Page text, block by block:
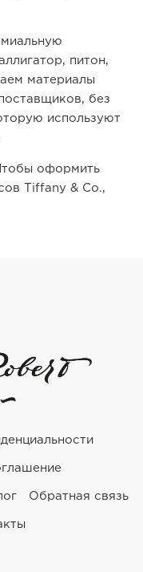
питон,
материалы
без
используют
оформить
Tiffany & Co.,
Обратная связь